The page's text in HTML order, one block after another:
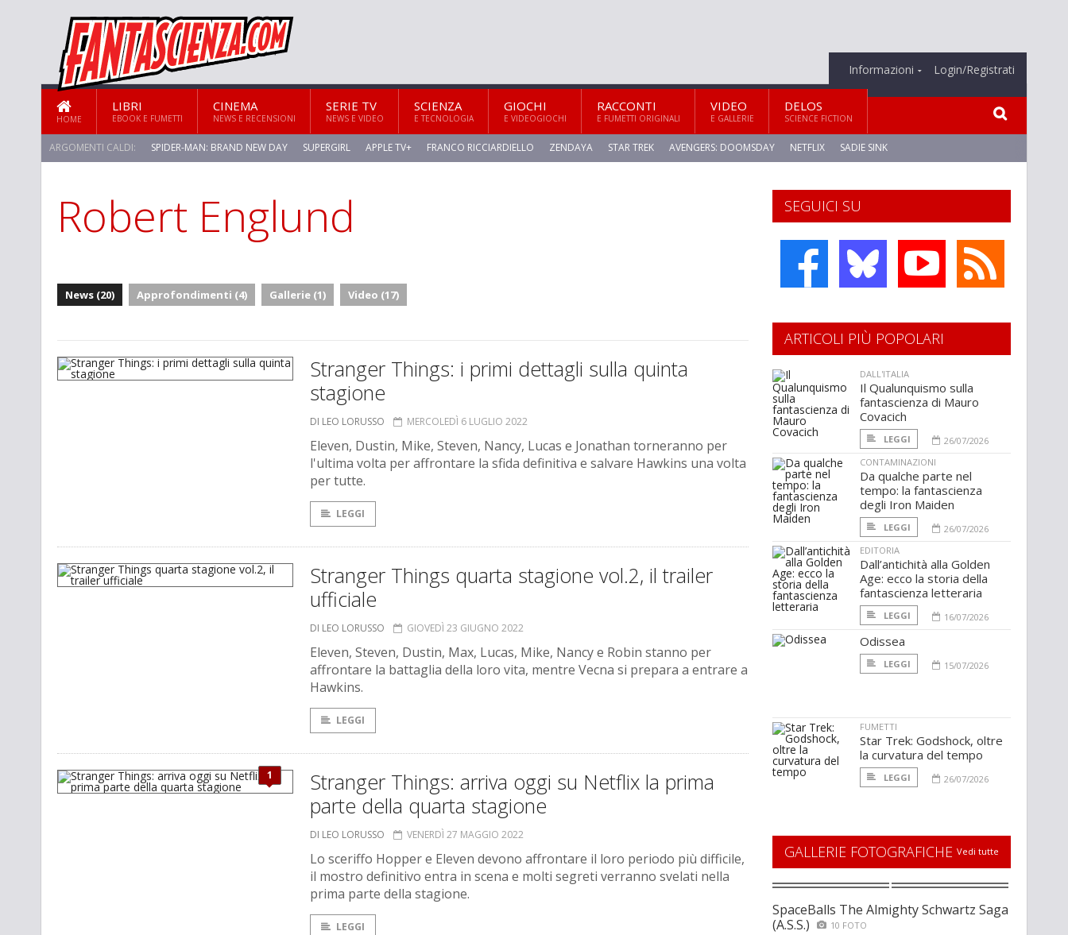
Informazioni Login/Registrati
HOME
LIBRI
EBOOK E FUMETTI
CINEMA
NEWS E RECENSIONI
SERIE TV
NEWS E VIDEO
SCIENZA
E TECNOLOGIA
GIOCHI
E VIDEOGIOCHI
RACCONTI
E FUMETTI ORIGINALI
VIDEO
E GALLERIE
DELOS
SCIENCE FICTION
ARGOMENTI CALDI: SPIDER-MAN: BRAND NEW DAY SUPERGIRL APPLE TV+ FRANCO RICCIARDIELLO ZENDAYA STAR TREK AVENGERS: DOOMSDAY NETFLIX SADIE SINK
STAR TREK: STRANGE NEW WORLDS
Robert Englund
News (20) Approfondimenti (4) Gallerie (1) Video (17)
Stranger Things: i primi dettagli sulla quinta
stagione
DI LEO LORUSSO MERCOLEDÌ 6 LUGLIO 2022
Eleven, Dustin, Mike, Steven, Nancy, Lucas e Jonathan torneranno per
l'ultima volta per affrontare la sfida definitiva e salvare Hawkins una volta
per tutte.
LEGGI
Stranger Things quarta stagione vol.2, il trailer
ufficiale
DI LEO LORUSSO GIOVEDÌ 23 GIUGNO 2022
Eleven, Steven, Dustin, Max, Lucas, Mike, Nancy e Robin stanno per
affrontare la battaglia della loro vita, mentre Vecna si prepara a entrare a
Hawkins.
LEGGI
1
Stranger Things: arriva oggi su Netflix la prima
parte della quarta stagione
DI LEO LORUSSO VENERDÌ 27 MAGGIO 2022
Lo sceriffo Hopper e Eleven devono affrontare il loro periodo più difficile,
il mostro definitivo entra in scena e molti segreti verranno svelati nella
prima parte della stagione.
LEGGI
SEGUICI SU
ARTICOLI PIÙ POPOLARI
DALL'ITALIA
Il Qualunquismo sulla
fantascienza di Mauro
Covacich
LEGGI
26/07/2026
CONTAMINAZIONI
Da qualche parte nel
tempo: la fantascienza
degli Iron Maiden
LEGGI
26/07/2026
EDITORIA
Dall’antichità alla Golden
Age: ecco la storia della
fantascienza letteraria
LEGGI 16/07/2026
Odissea
LEGGI 15/07/2026
FUMETTI
Star Trek: Godshock, oltre
la curvatura del tempo
LEGGI 26/07/2026
GALLERIE FOTOGRAFICHE Vedi tutte
SpaceBalls The Almighty Schwartz Saga
(A.S.S.)
10 FOTO